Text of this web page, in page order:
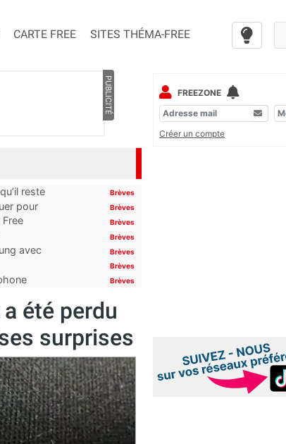
CARTE FREE SITES THÉMA-FREE
PUBLICITÉ
reste
Brèves
pour
Brèves
Brèves
Brèves
avec
Brèves
Brèves
Brèves
été perdu
surprises
FREEZONE
Créer un compte